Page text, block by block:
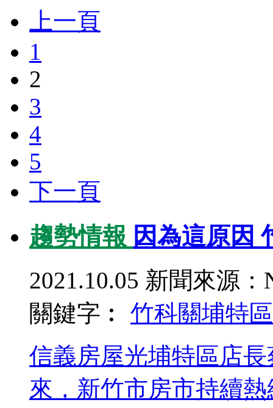
上一頁
1
2
3
4
5
下一頁
趨勢情報 因為這原因
2021.10.05 新聞來源：
關鍵字︰ 竹科關埔特區
信義房屋光埔特區店
來，新竹市房市持續